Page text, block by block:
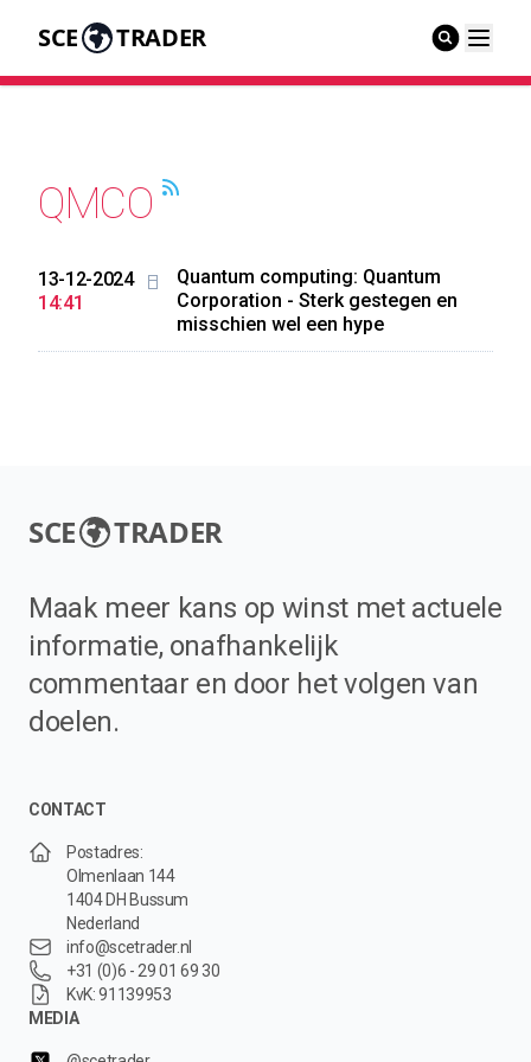
SCE TRADER
QMCO
13-12-2024
14:41
Quantum computing: Quantum
Corporation - Sterk gestegen en
misschien wel een hype
SCE TRADER
Maak meer kans op winst met actuele
informatie, onafhankelijk
commentaar en door het volgen van
doelen.
CONTACT
Postadres:
Olmenlaan 144
1404 DH Bussum
Nederland
info@scetrader.nl
+31 (0)6 - 29 01 69 30
KvK: 91139953
MEDIA